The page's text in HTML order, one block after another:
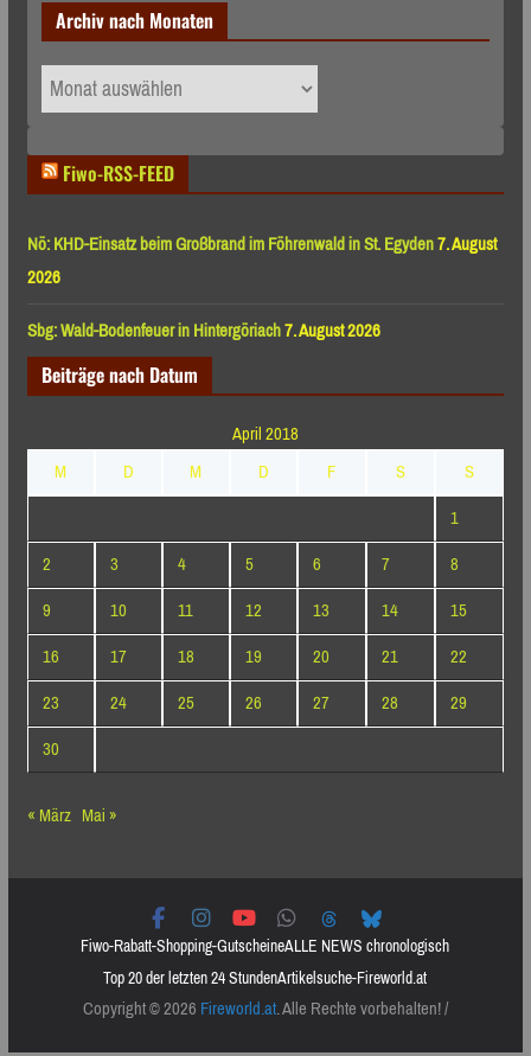
Archiv nach Monaten
Archiv
nach
Fiwo-RSS-FEED
Nö: KHD-Einsatz beim Großbrand im Föhrenwald in St. Egyden7. August
2026
Sbg: Wald-Bodenfeuer in Hintergöriach7. August 2026
Beiträge nach Datum
April 2018
M
D M D F S
S
1
2
3 4 5 6 7
8
9
10 11 12 13 14
15
16
17 18 19 20 21
22
23
24 25 26 27 28
29
30
« März Mai »
Fiwo-Rabatt-Shopping-GutscheineALLE NEWS chronologisch
Top 20 der letzten 24 StundenArtikelsuche-Fireworld.at
Copyright © 2026Fireworld.at. Alle Rechte vorbehalten! /